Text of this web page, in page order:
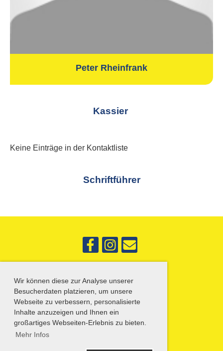
Wir können diese zur Analyse unserer
Besucherdaten platzieren, um unsere
Webseite zu verbessern, personalisierte
Inhalte anzuzeigen und Ihnen ein
großartiges Webseiten-Erlebnis zu bieten.
Mehr Infos
Peter Rheinfrank
Kassier
Keine Einträge in der Kontaktliste
Schriftführer
© SG Böhl-Iggelheim
Erstellt mit ClubDesk Vereinssoftware